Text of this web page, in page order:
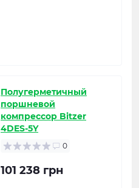
Полугерметичный
поршневой
компрессор Bitzer
4DES-5Y
0
101 238 грн